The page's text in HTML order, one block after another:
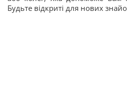
Будьте відкриті для нових